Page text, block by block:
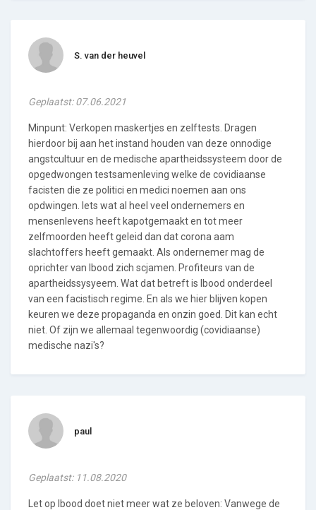
S. van der heuvel
Geplaatst: 07.06.2021
Minpunt: Verkopen maskertjes en zelftests. Dragen
hierdoor bij aan het instand houden van deze onnodige
angstcultuur en de medische apartheidssysteem door de
opgedwongen testsamenleving welke de covidiaanse
facisten die ze politici en medici noemen aan ons
opdwingen. Iets wat al heel veel ondernemers en
mensenlevens heeft kapotgemaakt en tot meer
zelfmoorden heeft geleid dan dat corona aam
slachtoffers heeft gemaakt. Als ondernemer mag de
oprichter van Ibood zich scjamen. Profiteurs van de
apartheidssysyeem. Wat dat betreft is Ibood onderdeel
van een facistisch regime. En als we hier blijven kopen
keuren we deze propaganda en onzin goed. Dit kan echt
niet. Of zijn we allemaal tegenwoordig (covidiaanse)
medische nazi's?
paul
Geplaatst: 11.08.2020
Let op Ibood doet niet meer wat ze beloven: Vanwege de